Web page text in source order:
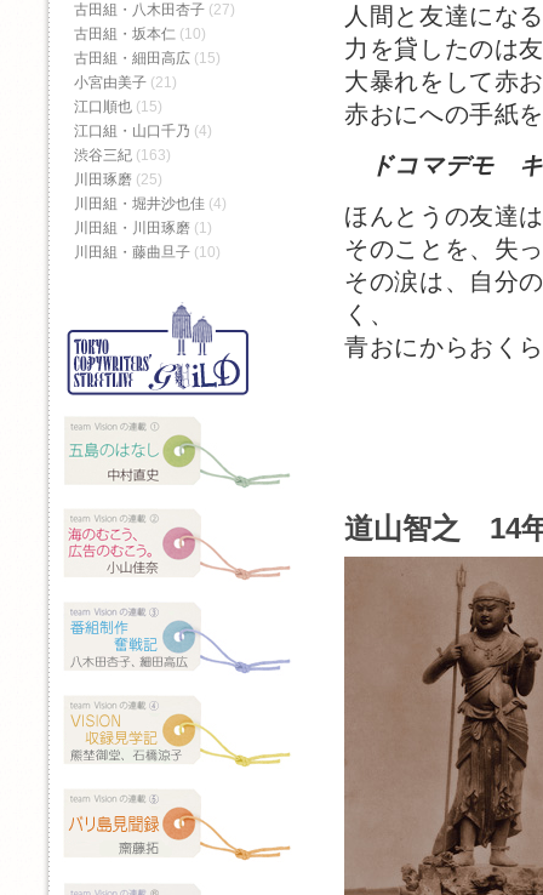
人間と友達にな
力を貸したのは
大暴れをして赤
赤おにへの手紙
ドコマデモ
ほんとうの友達
そのことを、失
その涙は、自分
く、
青おにからおく
道山智之 14
古田組・八木田杏子 (27)
古田組・坂本仁 (10)
古田組・細田高広 (15)
小宮由美子 (21)
江口順也 (15)
江口組・山口千乃 (4)
渋谷三紀 (163)
川田琢磨 (25)
川田組・堀井沙也佳 (4)
川田組・川田琢磨 (1)
川田組・藤曲旦子 (10)